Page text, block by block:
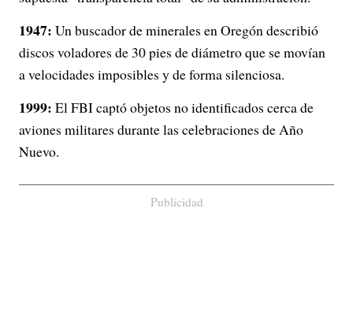
1947: Un buscador de minerales en Oregón describió
discos voladores de 30 pies de diámetro que se movían
a velocidades imposibles y de forma silenciosa.
1999: El FBI captó objetos no identificados cerca de
aviones militares durante las celebraciones de Año
Nuevo.
Publicidad